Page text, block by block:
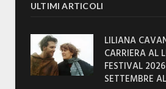
ULTIMI ARTICOLI
LILIANA
CARRIERA AL
FESTIVAL
SETTEMBRE